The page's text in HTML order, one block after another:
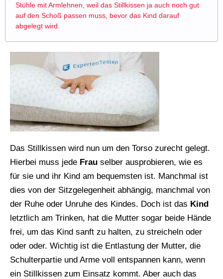
Stühle mit Armlehnen, weil das Stillkissen ja auch noch gut
auf den Schoß passen muss, bevor das Kind darauf
abgelegt wird.
Das Stillkissen wird nun um den Torso zurecht gelegt.
Hierbei muss jede Frau selber ausprobieren, wie es
für sie und ihr Kind am bequemsten ist. Manchmal ist
dies von der Sitzgelegenheit abhängig, manchmal von
der Ruhe oder Unruhe des Kindes. Doch ist das Kind
letztlich am Trinken, hat die Mutter sogar beide Hände
frei, um das Kind sanft zu halten, zu streicheln oder
oder oder. Wichtig ist die Entlastung der Mutter, die
Schulterpartie und Arme voll entspannen kann, wenn
ein Stillkissen zum Einsatz kommt. Aber auch das